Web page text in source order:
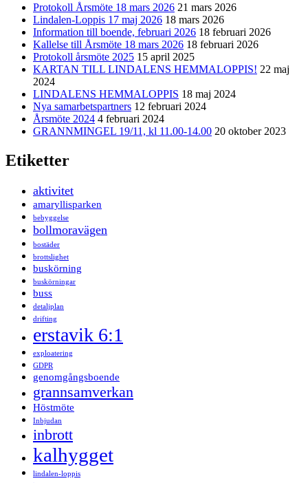
Protokoll Årsmöte 18 mars 2026 21 mars 2026
Lindalen-Loppis 17 maj 2026 18 mars 2026
Information till boende, februari 2026 18 februari 2026
Kallelse till Årsmöte 18 mars 2026 18 februari 2026
Protokoll årsmöte 2025 15 april 2025
KARTAN TILL LINDALENS HEMMALOPPIS! 22 maj
2024
LINDALENS HEMMALOPPIS 18 maj 2024
Nya samarbetspartners 12 februari 2024
Årsmöte 2024 4 februari 2024
GRANNMINGEL 19/11, kl 11.00-14.00 20 oktober 2023
Etiketter
aktivitet
amaryllisparken
bebyggelse
bollmoravägen
bostäder
brottslighet
buskörning
buskörningar
buss
detaljplan
drifting
erstavik 6:1
exploatering
GDPR
genomgångsboende
grannsamverkan
Höstmöte
Inbjudan
inbrott
kalhygget
lindalen-loppis